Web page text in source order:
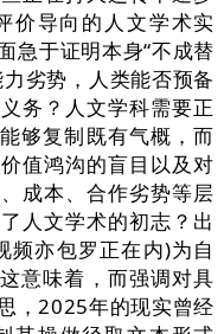
价导向的人文学术实
急于证明本身“不成替
劣势，人类能否预备
务？人文学科需要正
够复制既有气概，而
值鸿沟的盲目以及对
成本、合作劣势等层
人文学术的初志？出
频亦包罗正在内)为自
意味着，而强调对具
，2025年的现实曾经